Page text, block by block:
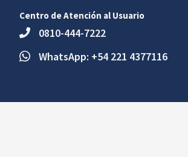
Centro de Atención al Usuario
0810-444-7222
WhatsApp: +54 221 4377116